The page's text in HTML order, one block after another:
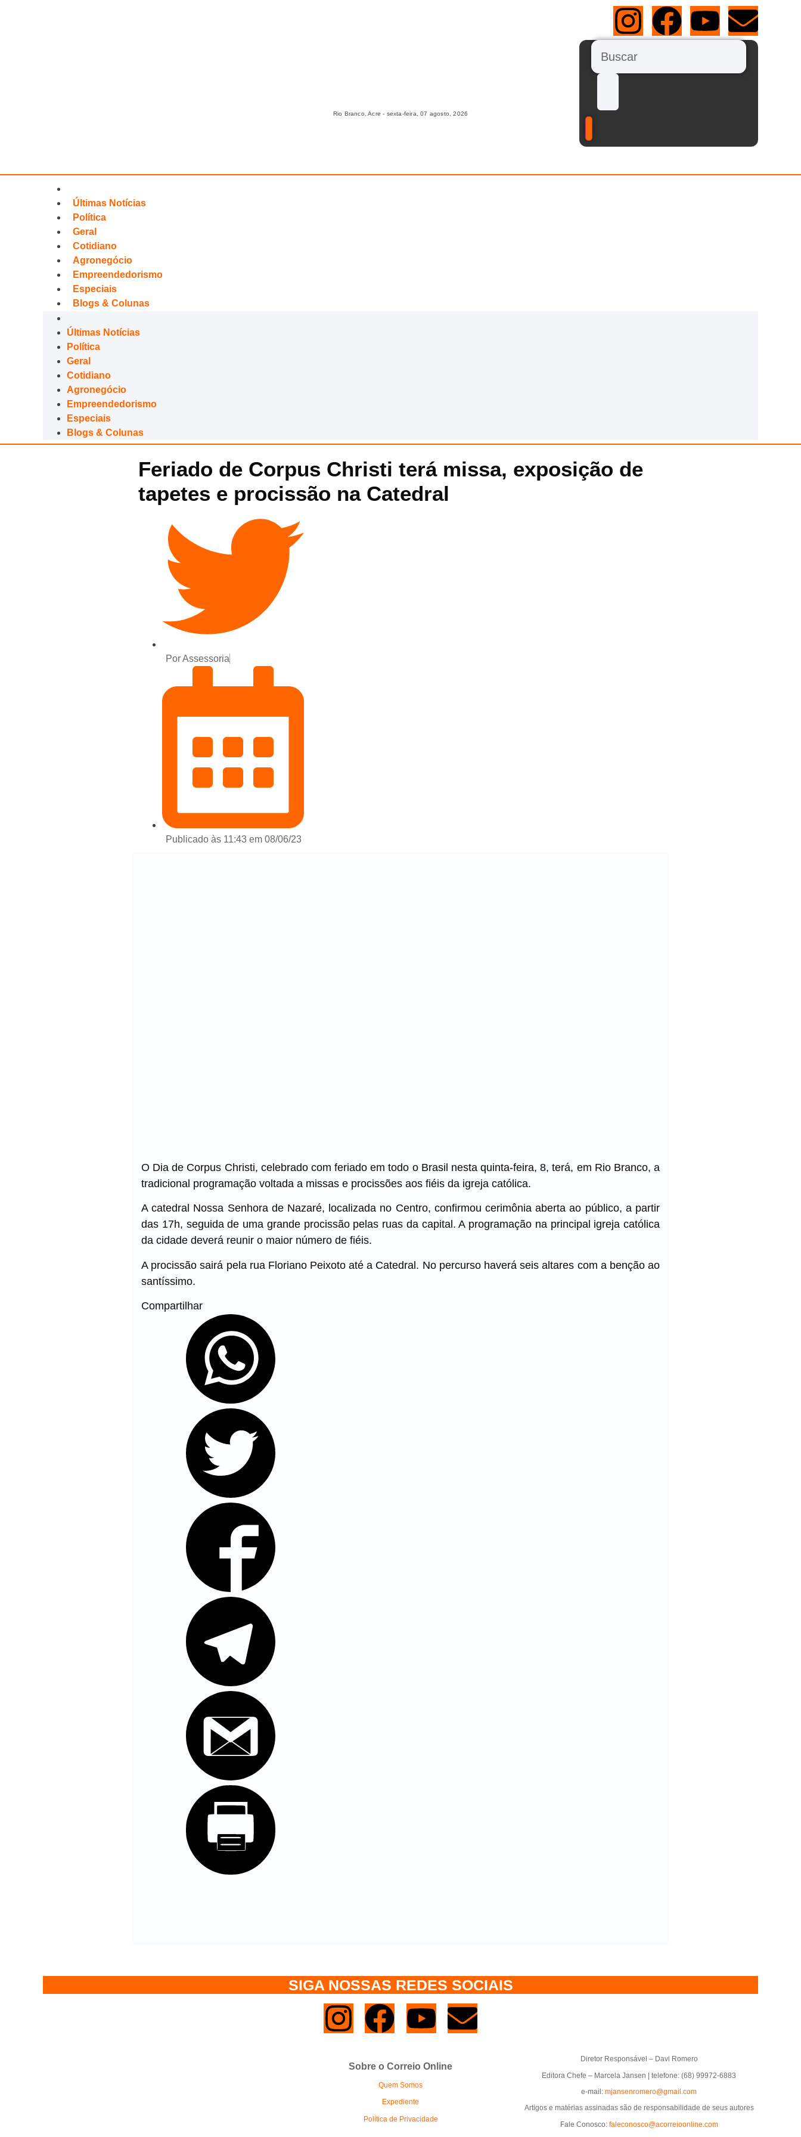
Rio Branco, Acre - sexta-feira, 07 agosto, 2026
Últimas Notícias
Política
Geral
Cotidiano
Agronegócio
Empreendedorismo
Especiais
Blogs & Colunas
Últimas Notícias
Política
Geral
Cotidiano
Agronegócio
Empreendedorismo
Especiais
Blogs & Colunas
Feriado de Corpus Christi terá missa, exposição de
tapetes e procissão na Catedral
PorAssessoria
Publicado às 11:43 em 08/06/23
O Dia de Corpus Christi, celebrado com feriado em todo o Brasil nesta quinta-feira, 8, terá, em Rio Branco, a
tradicional programação voltada a missas e procissões aos fiéis da igreja católica.
A catedral Nossa Senhora de Nazaré, localizada no Centro, confirmou cerimônia aberta ao público, a partir
das 17h, seguida de uma grande procissão pelas ruas da capital. A programação na principal igreja católica
da cidade deverá reunir o maior número de fiéis.
A procissão sairá pela rua Floriano Peixoto até a Catedral. No percurso haverá seis altares com a benção ao
santíssimo.
Compartilhar
SIGA NOSSAS REDES SOCIAIS
Sobre o Correio Online
Quem Somos
Expediente
Política de Privacidade
Diretor Responsável – Davi Romero
Editora Chefe – Marcela Jansen | telefone: (68) 99972-6883
e-mail: mjansenromero@gmail.com
Artigos e matérias assinadas são de responsabilidade de seus autores
Fale Conosco: faleconosco@acorreioonline.com